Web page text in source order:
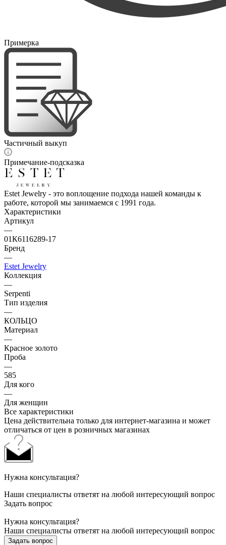
Примерка
Частичный выкуп
Примечание-подсказка
Estet Jewelry - это воплощение подхода нашей команды к
работе, которой мы занимаемся с 1991 года.
Характеристики
Артикул
—
01К6116289-17
Бренд
—
Estet Jewelry
Коллекция
—
Serpenti
Тип изделия
—
КОЛЬЦО
Материал
—
Красное золото
Проба
—
585
Для кого
—
Для женщин
Все характеристики
Цена действительна только для интернет-магазина и может
отличаться от цен в розничных магазинах
Нужна консультация?
Наши специалисты ответят на любой интересующий вопрос
Задать вопрос
Нужна консультация?
Наши специалисты ответят на любой интересующий вопрос
Задать вопрос